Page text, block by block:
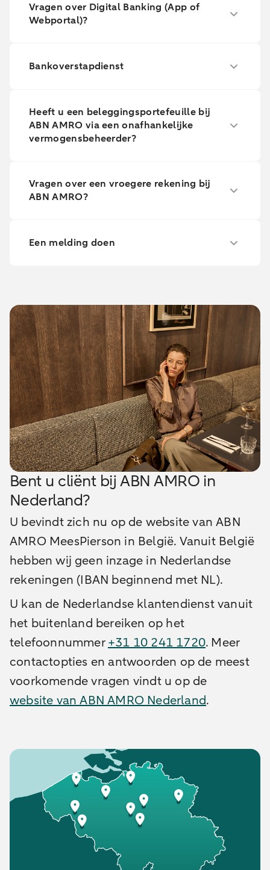
Vragen over Digital Banking (App of
Webportal)?
Bankoverstapdienst
Heeft u een beleggingsportefeuille bij
ABN AMRO via een onafhankelijke
vermogensbeheerder?
Vragen over een vroegere rekening bij
ABN AMRO?
Een melding doen
Bent u cliënt bij ABN AMRO in
Nederland?
U bevindt zich nu op de website van ABN
AMRO MeesPierson in België. Vanuit België
hebben wij geen inzage in Nederlandse
rekeningen (IBAN beginnend met NL).
U kan de Nederlandse klantendienst vanuit
het buitenland bereiken op het
telefoonnummer+31 10 241 1720. Meer
contactopties en antwoorden op de meest
voorkomende vragen vindt u op de
website van ABN AMRO Nederland.